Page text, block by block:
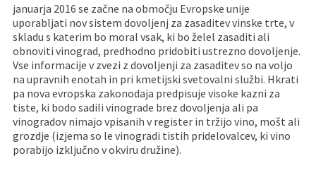
januarja 2016 se začne na območju Evropske unije
uporabljati nov sistem dovoljenj za zasaditev vinske trte, v
skladu s katerim bo moral vsak, ki bo želel zasaditi ali
obnoviti vinograd, predhodno pridobiti ustrezno dovoljenje.
Vse informacije v zvezi z dovoljenji za zasaditev so na voljo
na upravnih enotah in pri kmetijski svetovalni službi. Hkrati
pa nova evropska zakonodaja predpisuje visoke kazni za
tiste, ki bodo sadili vinograde brez dovoljenja ali pa
vinogradov nimajo vpisanih v register in tržijo vino, mošt ali
grozdje (izjema so le vinogradi tistih pridelovalcev, ki vino
porabijo izključno v okviru družine).